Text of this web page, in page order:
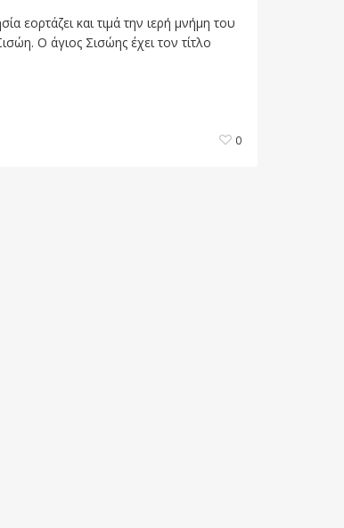
εορτάζει και τιμά την ιερή μνήμη του
Ο άγιος Σισώης έχει τον τίτλο
0